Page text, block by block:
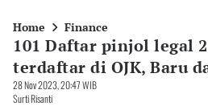
Home Finance
101 Daftar pinjol legal
terdaftar di OJK, Baru
28 Nov 2023, 20:47 WIB
Surti Risanti